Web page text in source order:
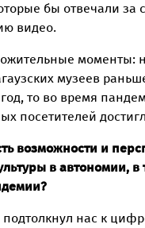
бы отвечали за
видео.
моменты:
музеев
то во время
посетителей
возможности и
в автономии, в
подтолкнул нас к